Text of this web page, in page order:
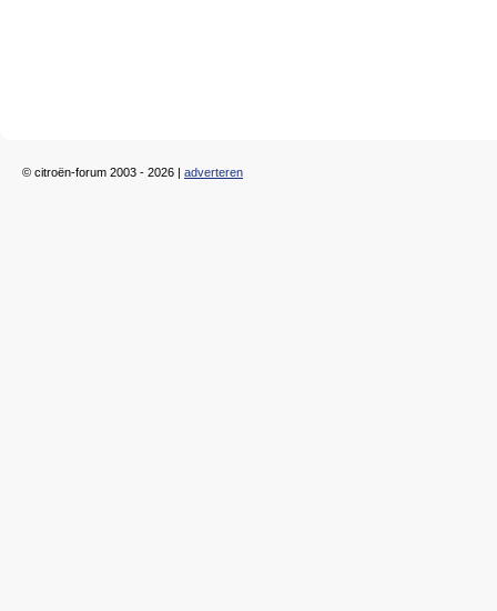
© citroën-forum 2003 - 2026 | adverteren